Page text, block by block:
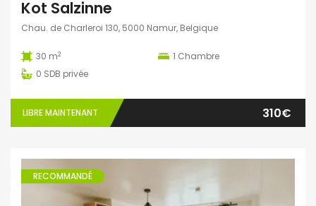
Kot Salzinne
Chau. de Charleroi 130, 5000 Namur, Belgique
30 m2 1 Chambre
0 SDB privée
LIBRE MAINTENANT 310€
RECOMMANDÉ